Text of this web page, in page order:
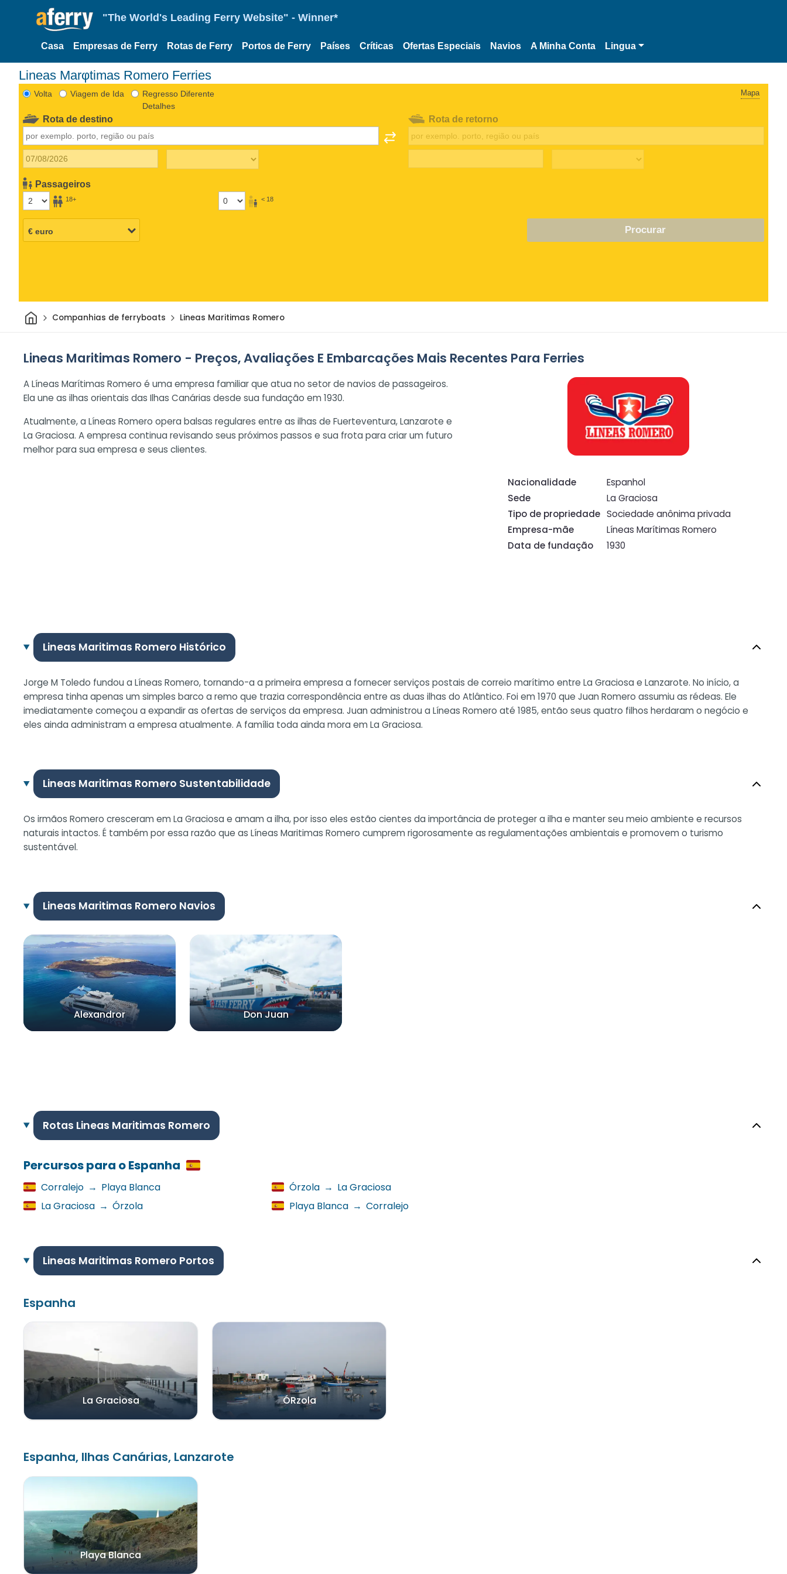
"The World's Leading Ferry Website" - Winner*
Casa Empresas de Ferry Rotas de Ferry Portos de Ferry Países Críticas Ofertas Especiais Navios A Minha Conta Lingua
Lineas Marφtimas Romero Ferries
Volta Viagem de Ida
Regresso Diferente
Detalhes
Mapa
Rota de destino
Passageiros
18+ < 18
Rota de retorno
Procurar
CasaCompanhias de ferryboats Lineas Maritimas Romero
Lineas Maritimas Romero - Preços, Avaliações E Embarcações Mais Recentes Para Ferries
A Líneas Marítimas Romero é uma empresa familiar que atua no setor de navios de passageiros.
Ela une as ilhas orientais das Ilhas Canárias desde sua fundação em 1930.
Atualmente, a Líneas Romero opera balsas regulares entre as ilhas de Fuerteventura, Lanzarote e
La Graciosa. A empresa continua revisando seus próximos passos e sua frota para criar um futuro
melhor para sua empresa e seus clientes.
Nacionalidade
Espanhol
Sede
La Graciosa
Tipo de propriedade Sociedade anônima privada
Empresa-mãe
Líneas Marítimas Romero
Data de fundação
1930
Lineas Maritimas Romero Histórico
Jorge M Toledo fundou a Líneas Romero, tornando-a a primeira empresa a fornecer serviços postais de correio marítimo entre La Graciosa e Lanzarote. No início, a
empresa tinha apenas um simples barco a remo que trazia correspondência entre as duas ilhas do Atlântico. Foi em 1970 que Juan Romero assumiu as rédeas. Ele
imediatamente começou a expandir as ofertas de serviços da empresa. Juan administrou a Líneas Romero até 1985, então seus quatro filhos herdaram o negócio e
eles ainda administram a empresa atualmente. A família toda ainda mora em La Graciosa.
Lineas Maritimas Romero Sustentabilidade
Os irmãos Romero cresceram em La Graciosa e amam a ilha, por isso eles estão cientes da importância de proteger a ilha e manter seu meio ambiente e recursos
naturais intactos. É também por essa razão que as Líneas Maritimas Romero cumprem rigorosamente as regulamentações ambientais e promovem o turismo
sustentável.
Lineas Maritimas Romero Navios
Alexandror Don Juan
Rotas Lineas Maritimas Romero
Percursos para o Espanha
Corralejo → Playa Blanca
La Graciosa → Órzola
Órzola → La Graciosa
Playa Blanca → Corralejo
Lineas Maritimas Romero Portos
Espanha
La Graciosa ÓRzola
Espanha, Ilhas Canárias, Lanzarote
Playa Blanca